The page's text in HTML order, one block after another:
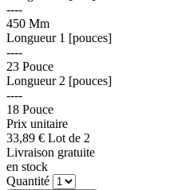
----
450 Mm
Longueur 1 [pouces]
----
23 Pouce
Longueur 2 [pouces]
----
18 Pouce
Prix unitaire
33,89 € Lot de 2
Livraison gratuite
en stock
Quantité